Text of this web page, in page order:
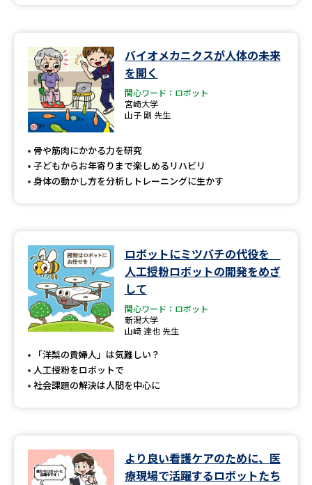
バイオメカニクスが人体の未来
を開く
関心ワード：ロボット
宮崎大学
山子 剛 先生
骨や筋肉にかかる力を研究
子どもからお年寄りまで楽しめるリハビリ
身体の動かし方を分析しトレーニングに生かす
ロボットにミツバチの代役を
人工授粉ロボットの開発をめざ
して
関心ワード：ロボット
新潟大学
山﨑 達也 先生
「洋梨の貴婦人」は気難しい？
人工授粉をロボットで
社会課題の解決は人間を中心に
より良い看護ケアのために、医
療現場で活躍するロボットたち